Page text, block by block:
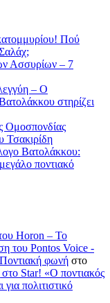
Πού
Ασσυρίων – 7
– Ο
στηρίζει
Ομοσπονδίας
Τσακιρίδη
Βατολάκκου:
ποντιακό
Horon – Το
του Pontos Voice -
φωνή στο
Star! «Ο ποντιακός
πολιτιστικό